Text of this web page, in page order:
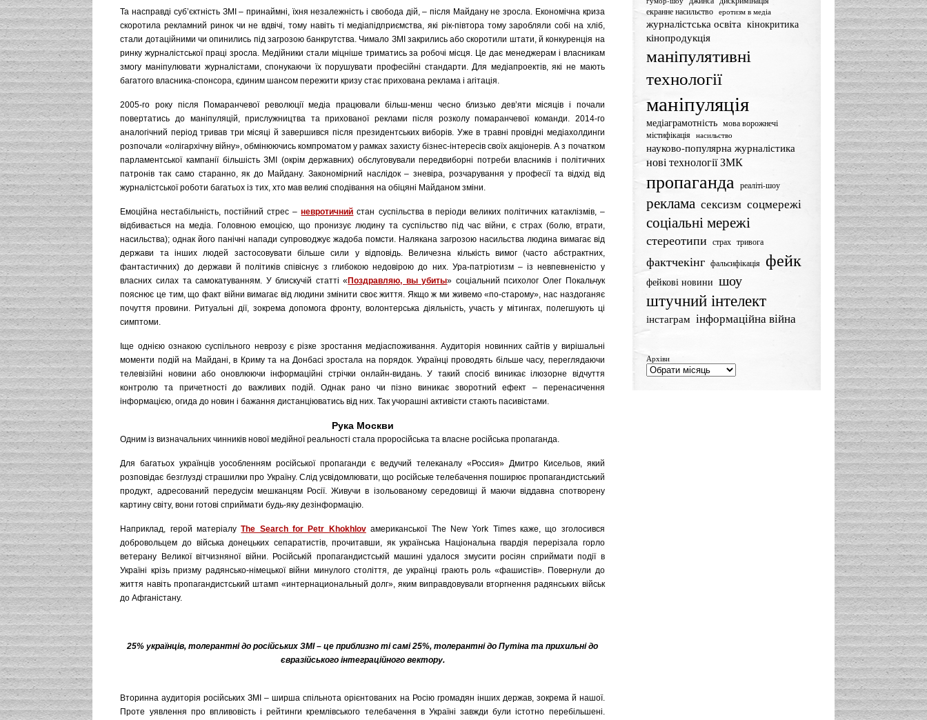
Та насправді суб’єктність ЗМІ – принаймні, їхня незалежність і свобода дій, – після Майдану не зросла. Економічна криза
скоротила рекламний ринок чи не вдвічі, тому навіть ті медіапідприємства, які рік-півтора тому заробляли собі на хліб,
стали дотаційними чи опинились під загрозою банкрутства. Чимало ЗМІ закрились або скоротили штати, й конкуренція на
ринку журналістської праці зросла. Медійники стали міцніше триматись за робочі місця. Це дає менеджерам і власникам
змогу маніпулювати журналістами, спонукаючи їх порушувати професійні стандарти. Для медіапроектів, які не мають
багатого власника-спонсора, єдиним шансом пережити кризу стає прихована реклама і агітація.
2005-го року після Помаранчевої революції медіа працювали більш-менш чесно близько дев’яти місяців і почали
повертатись до маніпуляцій, прислужництва та прихованої реклами після розколу помаранчевої команди. 2014-го
аналогічний період тривав три місяці й завершився після президентських виборів. Уже в травні провідні медіахолдинги
розпочали «олігархічну війну», обмінюючись компроматом у рамках захисту бізнес-інтересів своїх акціонерів. А з початком
парламентської кампанії більшість ЗМІ (окрім державних) обслуговували передвиборні потреби власників і політичних
патронів так само старанно, як до Майдану. Закономірний наслідок – зневіра, розчарування у професії та відхід від
журналістської роботи багатьох із тих, хто мав великі сподівання на обіцяні Майданом зміни.
Емоційна нестабільність, постійний стрес –невротичний стан суспільства в періоди великих політичних катаклізмів, –
відбивається на медіа. Головною емоцією, що пронизує людину та суспільство під час війни, є страх (болю, втрати,
насильства); однак його панічні напади супроводжує жадоба помсти. Налякана загрозою насильства людина вимагає від
держави та інших людей застосовувати більше сили у відповідь. Величезна кількість вимог (часто абстрактних,
фантастичних) до держави й політиків співіснує з глибокою недовірою до них. Ура-патріотизм – із невпевненістю у
власних силах та самокатуванням. У блискучій статті « Поздравляю, вы убиты» соціальний психолог Олег Покальчук
пояснює це тим, що факт війни вимагає від людини змінити своє життя. Якщо ж ми живемо «по-старому», нас наздоганяє
почуття провини. Ритуальні дії, зокрема допомога фронту, волонтерська діяльність, участь у мітингах, полегшують ці
симптоми.
Іще однією ознакою суспільного неврозу є різке зростання медіаспоживання. Аудиторія новинних сайтів у вирішальні
моменти подій на Майдані, в Криму та на Донбасі зростала на порядок. Українці проводять більше часу, переглядаючи
телевізійні новини або оновлюючи інформаційні стрічки онлайн-видань. У такий спосіб виникає ілюзорне відчуття
контролю та причетності до важливих подій. Однак рано чи пізно виникає зворотний ефект – перенасичення
інформацією, огида до новин і бажання дистанціюватись від них. Так учорашні активісти стають пасивістами.
Рука Москви
Одним із визначальних чинників нової медійної реальності стала проросійська та власне російська пропаганда.
Для багатьох українців уособленням російської пропаганди є ведучий телеканалу «Россия» Дмитро Кисельов, який
розповідає безглузді страшилки про Україну. Слід усвідомлювати, що російське телебачення поширює пропагандистський
продукт, адресований передусім мешканцям Росії. Живучи в ізольованому середовищі й маючи віддавна спотворену
картину світу, вони готові сприймати будь-яку дезінформацію.
Наприклад, герой матеріалуThe Search for Petr Khokhlovамериканської The New York Times каже, що зголосився
добровольцем до війська донецьких сепаратистів, прочитавши, як українська Національна гвардія перерізала горло
ветерану Великої вітчизняної війни. Російській пропагандистській машині удалося змусити росіян сприймати події в
Україні крізь призму радянсько-німецької війни минулого століття, де українці грають роль «фашистів». Повернули до
життя навіть пропагандистський штамп «интернациональный долг», яким виправдовували вторгнення радянських військ
до Афганістану.
25% українців, толерантні до російських ЗМІ – це приблизно ті самі 25%, толерантні до Путіна та прихильні до
євразійського інтеграційного вектору.
Вторинна аудиторія російських ЗМІ – ширша спільнота орієнтованих на Росію громадян інших держав, зокрема й нашої.
Проте уявлення про впливовість і рейтинги кремлівського телебачення в Україні завжди були істотно перебільшені.
екранне насильство
еротизм в медіа
журналістська освіта кінокритика
кінопродукція
маніпулятивні
технології
маніпуляція
медіаграмотність мова ворожнечі
містифікація насильство
науково-популярна журналістика
нові технології ЗМК
пропаганда реаліті-шоу
реклама сексизм соцмережі
соціальні мережі
стереотипи страх тривога
фактчекінг фальсифікація фейк
фейкові новини шоу
штучний інтелект
інстаграм інформаційна війна
Архіви